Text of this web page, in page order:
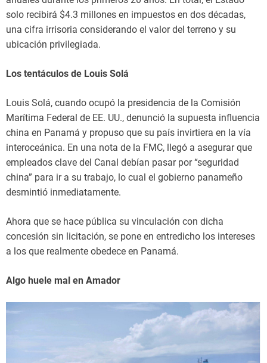
solo recibirá $4.3 millones en impuestos en dos décadas,
una cifra irrisoria considerando el valor del terreno y su
ubicación privilegiada.
Los tentáculos de Louis Solá
Louis Solá, cuando ocupó la presidencia de la Comisión
Marítima Federal de EE. UU., denunció la supuesta influencia
china en Panamá y propuso que su país invirtiera en la vía
interoceánica. En una nota de la FMC, llegó a asegurar que
empleados clave del Canal debían pasar por “seguridad
china” para ir a su trabajo, lo cual el gobierno panameño
desmintió inmediatamente.
Ahora que se hace pública su vinculación con dicha
concesión sin licitación, se pone en entredicho los intereses
a los que realmente obedece en Panamá.
Algo huele mal en Amador